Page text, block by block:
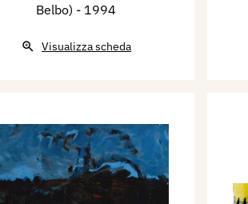
Belbo) - 1994
Visualizza scheda